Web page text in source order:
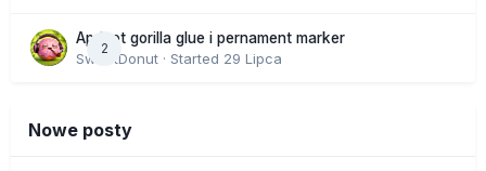
2
Apricot gorilla glue i pernament marker
SweetDonut · Started 29 Lipca
Nowe posty